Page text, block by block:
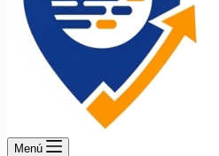
Menú